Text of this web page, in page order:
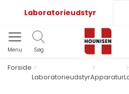
Laboratorieudstyr
Menu Søg
Forside
LaboratorieudstyrApparatur